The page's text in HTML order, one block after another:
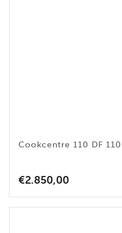
Cookcentre 110 DF 110
€2.850,00